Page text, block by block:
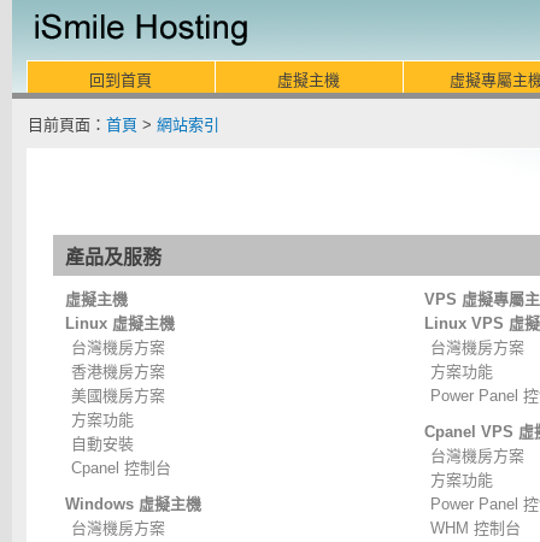
回到首頁 虛擬主機 虛擬專屬主
目前頁面： 首頁 > 網站索引
產品及服務
虛擬主機
Linux 虛擬主機
台灣機房方案
香港機房方案
美國機房方案
方案功能
自動安裝
Cpanel 控制台
Windows 虛擬主機
台灣機房方案
VPS 虛擬專屬
Linux VPS 虛
台灣機房方案
方案功能
Power Panel
Cpanel VPS 虛
台灣機房方案
方案功能
Power Panel
WHM 控制台